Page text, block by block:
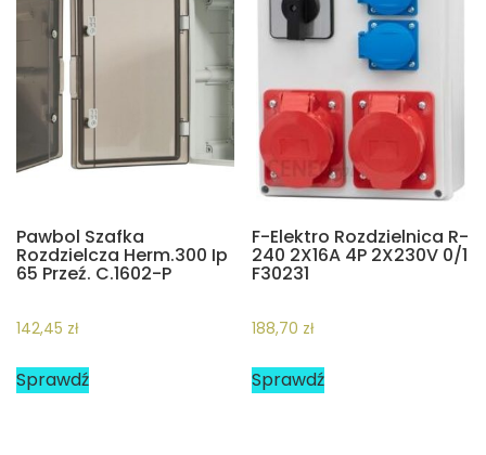
Pawbol Szafka
Rozdzielcza Herm.300 Ip
65 Przeź. C.1602-P
142,45 zł
Sprawdź
F-Elektro Rozdzielnica R-
240 2X16A 4P 2X230V 0/1
F30231
188,70 zł
Sprawdź